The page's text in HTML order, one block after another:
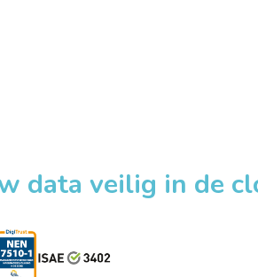
data veilig in de